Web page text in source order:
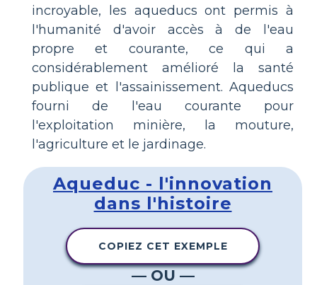
incroyable, les aqueducs ont permis à
l'humanité d'avoir accès à de l'eau
propre et courante, ce qui a
considérablement amélioré la santé
publique et l'assainissement. Aqueducs
fourni de l'eau courante pour
l'exploitation minière, la mouture,
l'agriculture et le jardinage.
Aqueduc - l'innovation
dans l'histoire
COPIEZ CET EXEMPLE
— OU —